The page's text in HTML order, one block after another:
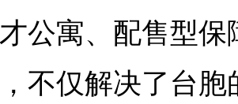
公寓、配售型
不仅解决了台